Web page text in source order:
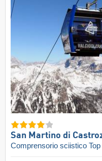
San Martino di
Comprensorio sciistico Top